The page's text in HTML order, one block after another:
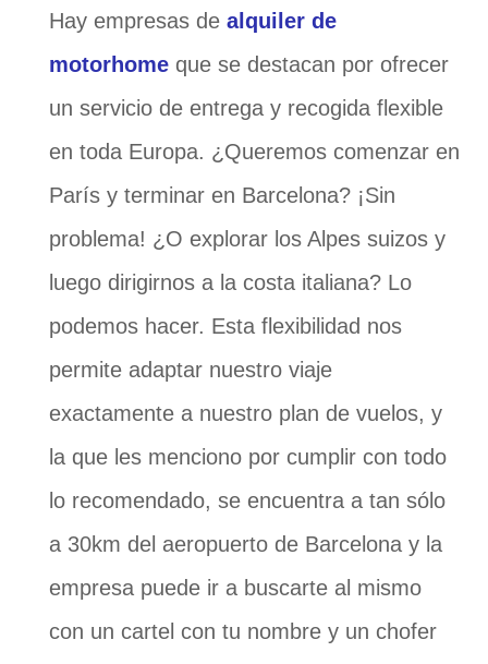
Hay empresas de alquiler de
motorhome que se destacan por ofrecer
un servicio de entrega y recogida flexible
en toda Europa. ¿Queremos comenzar en
París y terminar en Barcelona? ¡Sin
problema! ¿O explorar los Alpes suizos y
luego dirigirnos a la costa italiana? Lo
podemos hacer. Esta flexibilidad nos
permite adaptar nuestro viaje
exactamente a nuestro plan de vuelos, y
la que les menciono por cumplir con todo
lo recomendado, se encuentra a tan sólo
a 30km del aeropuerto de Barcelona y la
empresa puede ir a buscarte al mismo
con un cartel con tu nombre y un chofer